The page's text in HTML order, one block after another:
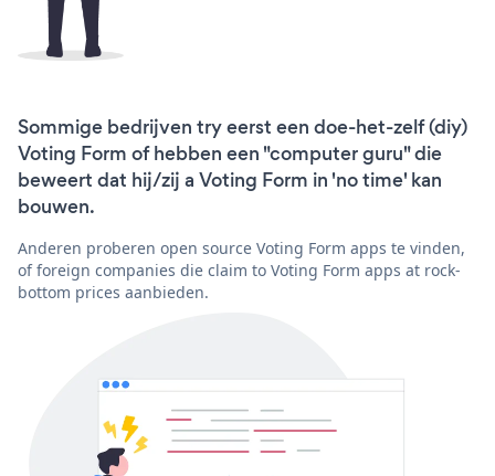
Sommige bedrijven try eerst een doe-het-zelf (diy)
Voting Form of hebben een "computer guru" die
beweert dat hij/zij a Voting Form in 'no time' kan
bouwen.
Anderen proberen open source Voting Form apps te vinden,
of foreign companies die claim to Voting Form apps at rock-
bottom prices aanbieden.